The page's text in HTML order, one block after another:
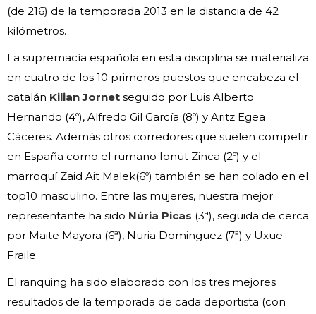
(de 216) de la temporada 2013 en la distancia de 42
kilómetros.
La supremacía española en esta disciplina se materializa
en cuatro de los 10 primeros puestos que encabeza el
catalán Kilian Jornet seguido por Luis Alberto
Hernando (4º), Alfredo Gil García (8º) y Aritz Egea
Cáceres. Además otros corredores que suelen competir
en España como el rumano Ionut Zinca (2º) y el
marroquí Zaid Ait Malek(6º) también se han colado en el
top10 masculino. Entre las mujeres, nuestra mejor
representante ha sido Núria Picas (3ª), seguida de cerca
por Maite Mayora (6ª), Nuria Dominguez (7ª) y Uxue
Fraile.
El ranquing ha sido elaborado con los tres mejores
resultados de la temporada de cada deportista (con